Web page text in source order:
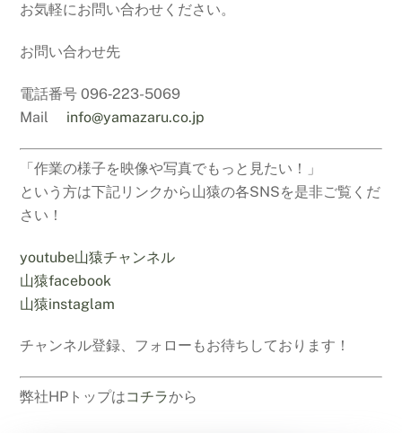
お気軽にお問い合わせください。
お問い合わせ先
電話番号 096‐223-5069
Mail info@yamazaru.co.jp
「作業の様子を映像や写真でもっと見たい！」
という方は下記リンクから山猿の各SNSを是非ご覧くだ
さい！
youtube山猿チャンネル
山猿facebook
山猿instaglam
チャンネル登録、フォローもお待ちしております！
弊社HPトップはコチラから